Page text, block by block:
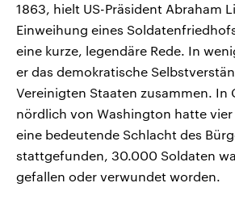
1863, hielt US-Präsident Abraham
Einweihung eines
eine kurze, legendäre Rede. In
er das demokratische
Vereinigten Staaten zusammen. In
nördlich von Washington hatte
eine bedeutende Schlacht des
stattgefunden, 30.000 Soldaten
gefallen oder verwundet worden.